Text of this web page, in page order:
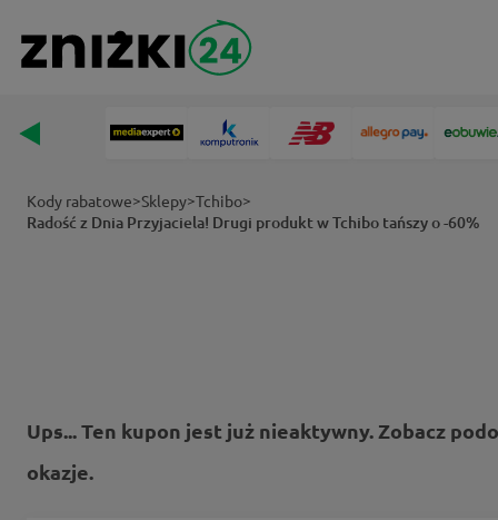
Kody rabatowe>Sklepy>Tchibo>
Radość z Dnia Przyjaciela! Drugi produkt w Tchibo tańszy o -60%
Ups... Ten kupon jest już nieaktywny. Zobacz
okazje.